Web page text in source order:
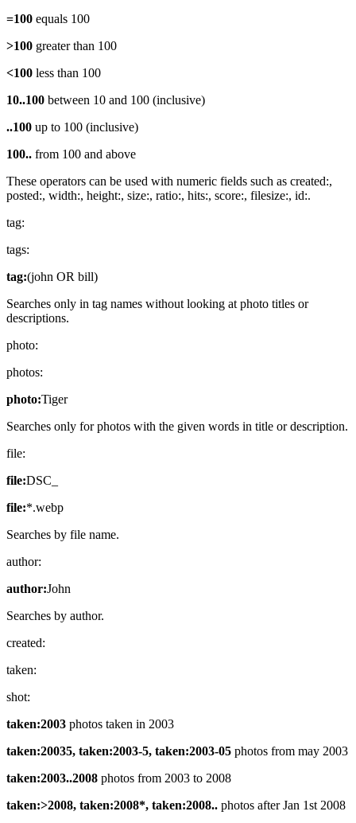
=100 equals 100
>100 greater than 100
<100 less than 100
10..100 between 10 and 100 (inclusive)
..100 up to 100 (inclusive)
100.. from 100 and above
These operators can be used with numeric fields such as created:,
posted:, width:, height:, size:, ratio:, hits:, score:, filesize:, id:.
tag:
tags:
tag:(john OR bill)
Searches only in tag names without looking at photo titles or
descriptions.
photo:
photos:
photo:Tiger
Searches only for photos with the given words in title or description.
file:
file:DSC_
file:*.webp
Searches by file name.
author:
author:John
Searches by author.
created:
taken:
shot:
taken:2003 photos taken in 2003
taken:20035, taken:2003-5, taken:2003-05 photos from may 2003
taken:2003..2008 photos from 2003 to 2008
taken:>2008, taken:2008*, taken:2008.. photos after Jan 1st 2008